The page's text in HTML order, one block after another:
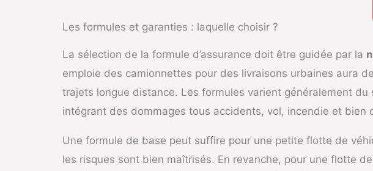
Les formules et garanties : laquelle choisir ?
La sélection de la formule d’assurance doit être guidée par la
emploie des camionnettes pour des livraisons urbaines aura
trajets longue distance. Les formules varient généralement
intégrant des dommages tous accidents, vol, incendie et bien
Une formule de base peut suffire pour une petite flotte de
les risques sont bien maîtrisés. En revanche, pour une flotte